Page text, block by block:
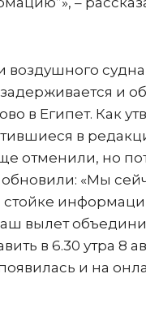
воздушного судна
и
в Египет. Как
в
отменили, но
«Мы
стойке
вылет
в 6.30 утра 8
и на